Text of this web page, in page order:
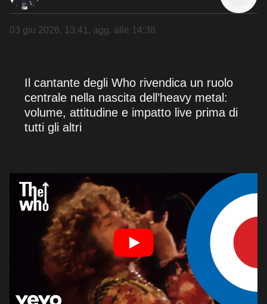
03 giu 2026, 13:41 , agg. alle 14:38
Il cantante degli Who rivendica un ruolo
centrale nella nascita dell’heavy metal:
volume, attitudine e impatto live prima di
tutti gli altri